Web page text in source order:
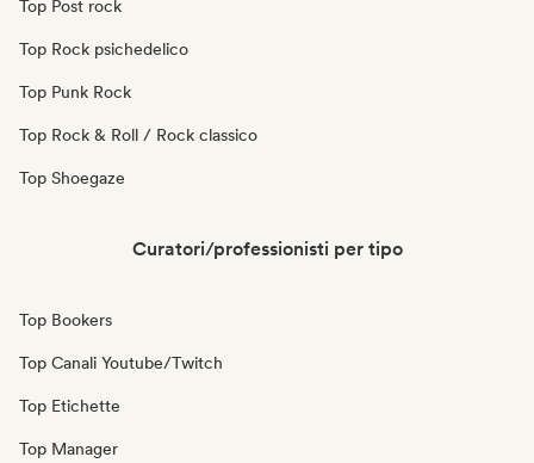
Top Post rock
Top Rock psichedelico
Top Punk Rock
Top Rock & Roll / Rock classico
Top Shoegaze
Curatori/professionisti per tipo
Top Bookers
Top Canali Youtube/Twitch
Top Etichette
Top Manager